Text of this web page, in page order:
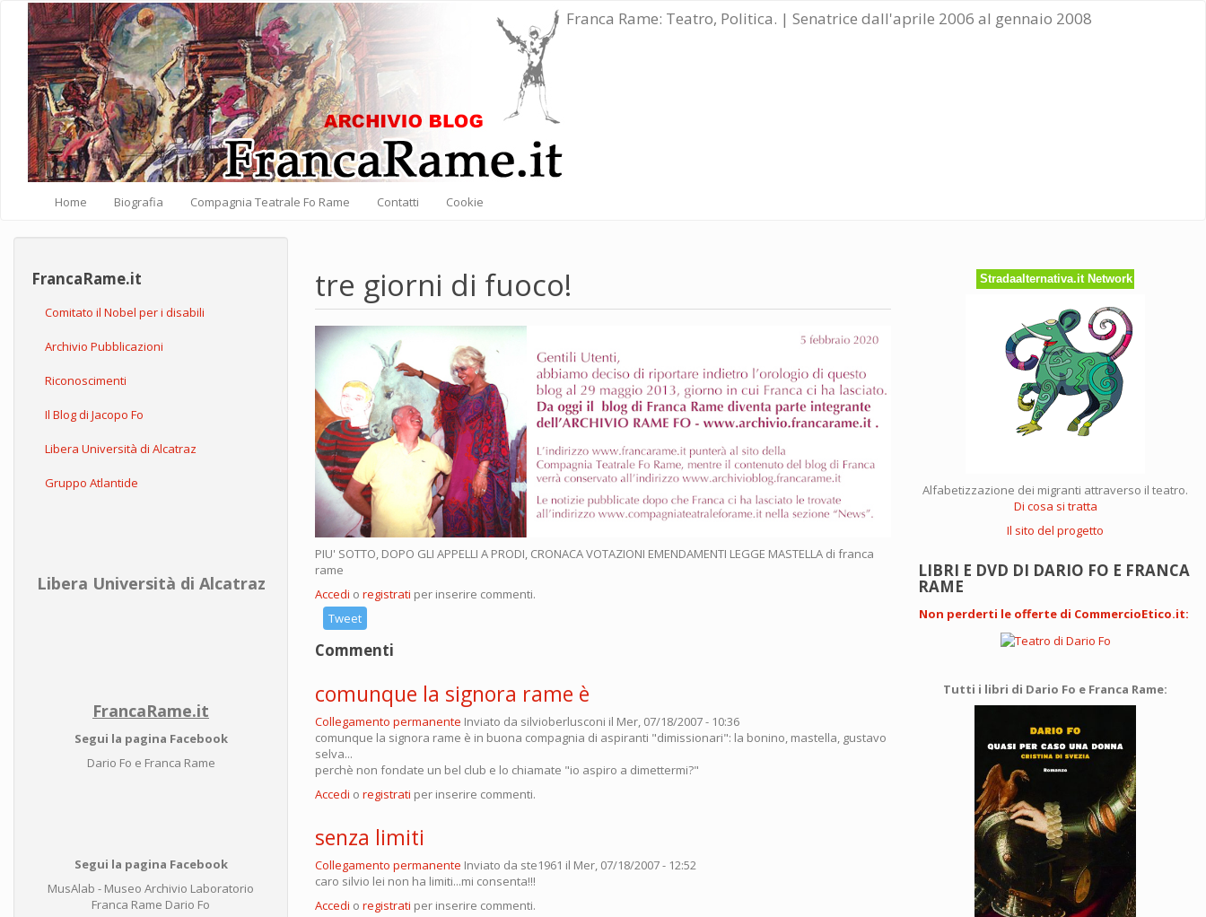
Salta al contenuto principale Franca Rame: Teatro, Politica. | Senatrice dall'aprile 2006 al gennaio 2008
Home Biografia Compagnia Teatrale Fo Rame Contatti Cookie
FrancaRame.it
Comitato il Nobel per i disabili
Archivio Pubblicazioni
Riconoscimenti
Il Blog di Jacopo Fo
Libera Università di Alcatraz
Gruppo Atlantide
Libera Università di Alcatraz
FrancaRame.it
Segui la pagina Facebook
Dario Fo e Franca Rame
Segui la pagina Facebook
MusAlab - Museo Archivio Laboratorio
Franca Rame Dario Fo
tre giorni di fuoco!
PIU' SOTTO, DOPO GLI APPELLI A PRODI, CRONACA VOTAZIONI EMENDAMENTI LEGGE MASTELLA di franca
rame
Accedi o registrati per inserire commenti.
Tweet
Commenti
comunque la signora rame è
Collegamento permanente Inviato da silvioberlusconi il Mer, 07/18/2007 - 10:36
comunque la signora rame è in buona compagnia di aspiranti "dimissionari": la bonino, mastella, gustavo
selva...
perchè non fondate un bel club e lo chiamate "io aspiro a dimettermi?"
Accedi o registrati per inserire commenti.
senza limiti
Collegamento permanente Inviato da ste1961 il Mer, 07/18/2007 - 12:52
caro silvio lei non ha limiti...mi consenta!!!
Accedi o registrati per inserire commenti.
Stradaalternativa.it Network
Alfabetizzazione dei migranti attraverso il teatro.
Di cosa si tratta
Il sito del progetto
LIBRI E DVD DI DARIO FO E FRANCA
RAME
Non perderti le offerte di CommercioEtico.it:
Tutti i libri di Dario Fo e Franca Rame: